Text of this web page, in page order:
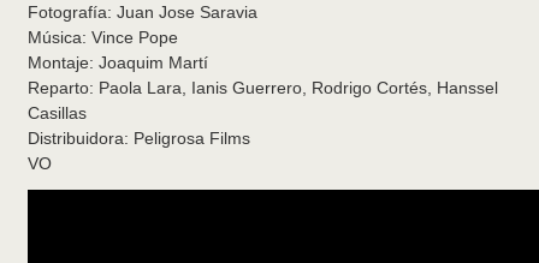
Fotografía: Juan Jose Saravia
Música: Vince Pope
Montaje: Joaquim Martí
Reparto: Paola Lara, Ianis Guerrero, Rodrigo Cortés, Hanssel
Casillas
Distribuidora: Peligrosa Films
VO